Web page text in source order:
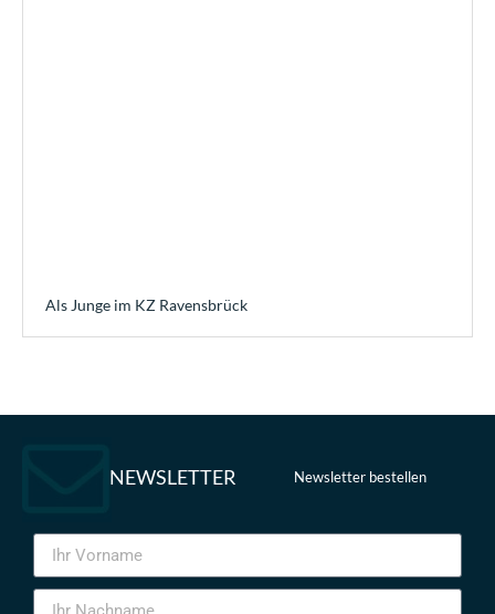
Als Junge im KZ Ravensbrück
NEWSLETTER Newsletter bestellen